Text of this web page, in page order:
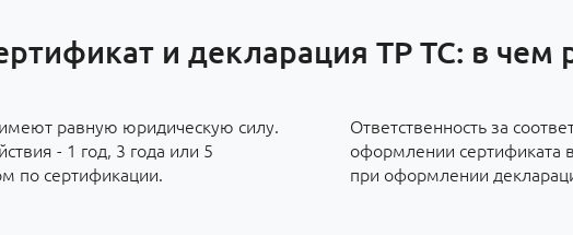
и декларация ТР ТС: в чем
равную юридическую силу.
- 1 год, 3 года или 5
по сертификации.
Ответственность за
оформлении сертификата
при оформлении